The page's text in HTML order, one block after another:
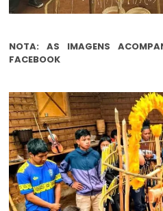
NOTA: AS IMAGENS
FACEBOOK